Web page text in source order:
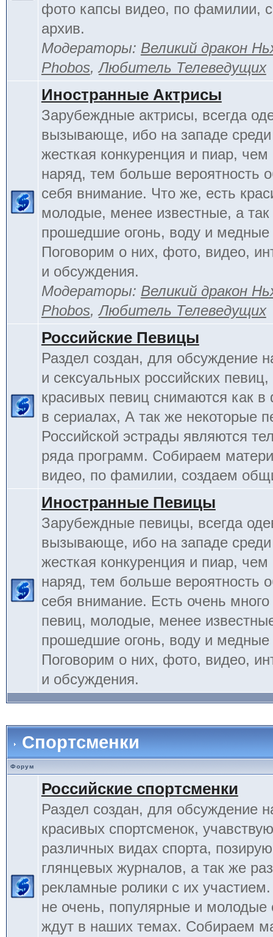
фото капсы видео, по фамилии,
архив.
Модераторы: Великий дракон
Phobos,Любитель Телеведущих
Иностранные Актрисы
Зарубеждные актрисы, всегда
вызывающе, ибо на западе среди
жесткая конкуренция и пиар, чем
наряд, тем больше вероятность
себя внимание. Что же, есть
молодые, менее известные, а
прошедшие огонь, воду и медные
Поговорим о них, фото, видео,
и обсуждения.
Модераторы: Великий дракон
Phobos,Любитель Телеведущих
Российские Певицы
Раздел создан, для обсуждение
и сексуальных российских
красивых певиц снимаются как
в сериалах, А так же некоторые
Российской эстрады являются
ряда программ. Собираем
видео, по фамилии, создаем
Иностранные Певицы
Зарубеждные певицы, всегда
вызывающе, ибо на западе среди
жесткая конкуренция и пиар, чем
наряд, тем больше вероятность
себя внимание. Есть очень
певиц, молодые, менее
прошедшие огонь, воду и медные
Поговорим о них, фото, видео,
и обсуждения.
Спортсменки
Форум
Российские спортсменки
Раздел создан, для обсуждение
красивых спортсменок,
различных видах спорта,
глянцевых журналов, а так же
рекламные ролики с их
не очень, популярные и молодые
ждут в наших темах. Собираем